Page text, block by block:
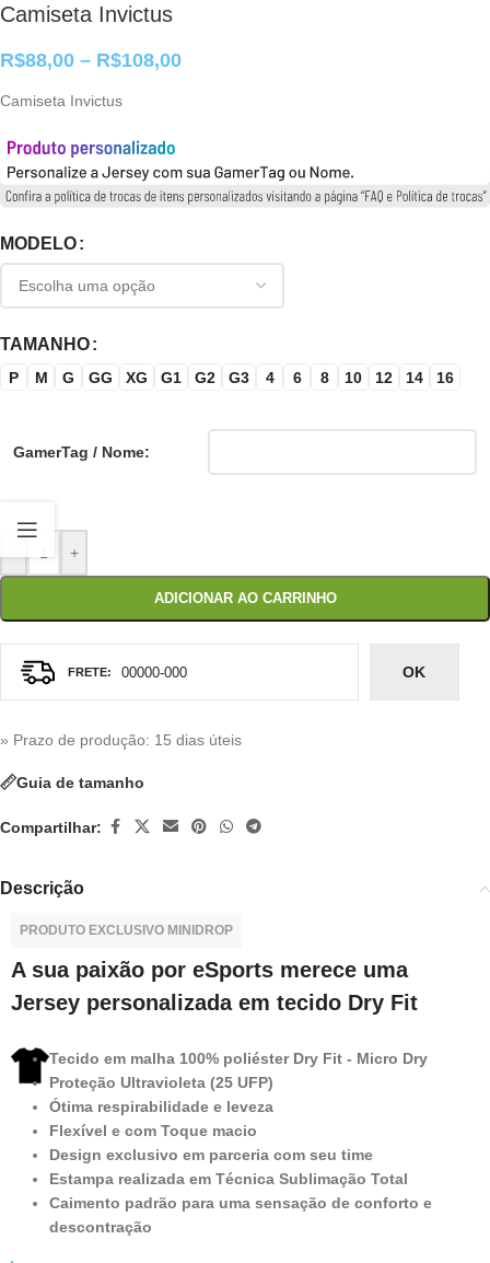
Camiseta Invictus
R$88,00 – R$108,00
Camiseta Invictus
MODELO
TAMANHO
P M G GG XG G1 G2 G3 4 6 8 10 12 14 16
GamerTag / Nome:
+
ADICIONAR AO CARRINHO
OK
» Prazo de produção: 15 dias úteis
Guia de tamanho
Compartilhar:
Descrição
PRODUTO EXCLUSIVO MINIDROP
A sua paixão por eSports merece uma
Jersey personalizada em tecido Dry Fit
Tecido em malha 100% poliéster Dry Fit - Micro Dry
Proteção Ultravioleta (25 UFP)
Ótima respirabilidade e leveza
Flexível e com Toque macio
Design exclusivo em parceria com seu time
Estampa realizada em Técnica Sublimação Total
Caimento padrão para uma sensação de conforto e
descontração